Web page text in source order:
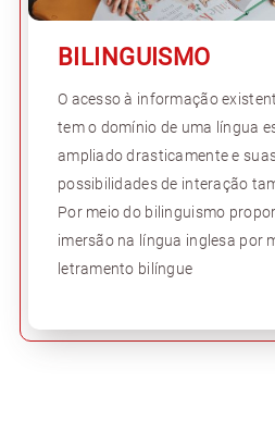
BILINGUISMO
O acesso à informação
tem o domínio de uma língua
ampliado drasticamente e
possibilidades de interação
Por meio do bilinguismo
imersão na língua inglesa por
letramento bilíngue